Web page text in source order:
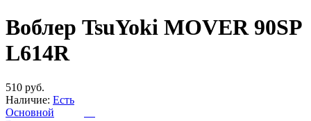
Воблер TsuYoki MOVER 90SP
L614R
510 руб.
Наличие: Есть
Основной